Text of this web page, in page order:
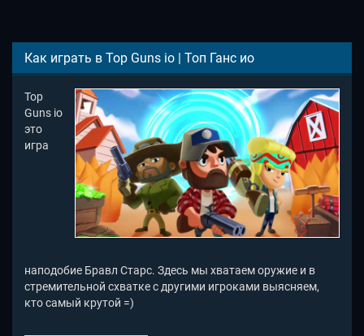
Как играть в Top Guns io | Топ Ганс ио
Top
Guns io
это
игра
наподобие Бравл Старс. Здесь мы хватаем оружие и в
стремительной схватке с другими игроками выясняем,
кто самый крутой =)